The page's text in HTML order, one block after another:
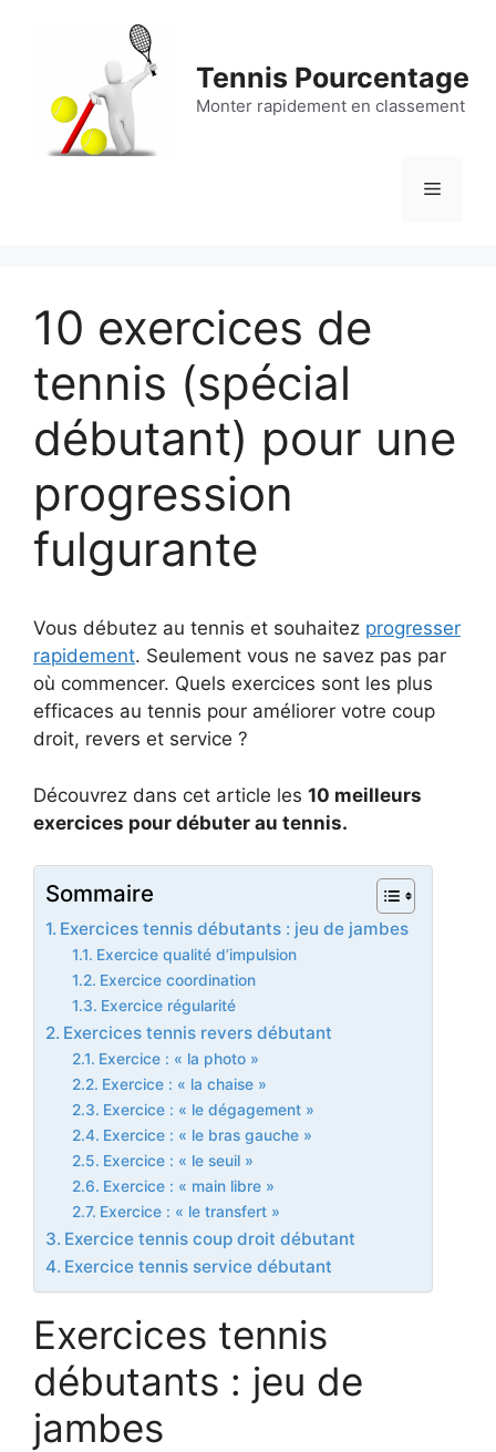
Tennis Pourcentage
Monter rapidement en classement
Menu
10 exercices de
tennis (spécial
débutant) pour une
progression
fulgurante
Vous débutez au tennis et souhaitez progresser
rapidement. Seulement vous ne savez pas par
où commencer. Quels exercices sont les plus
efficaces au tennis pour améliorer votre coup
droit, revers et service ?
Découvrez dans cet article les 10 meilleurs
exercices pour débuter au tennis.
Sommaire
Exercices tennis débutants : jeu de jambes
Exercice qualité d’impulsion
Exercice coordination
Exercice régularité
Exercices tennis revers débutant
Exercice : « la photo »
Exercice : « la chaise »
Exercice : « le dégagement »
Exercice : « le bras gauche »
Exercice : « le seuil »
Exercice : « main libre »
Exercice : « le transfert »
Exercice tennis coup droit débutant
Exercice tennis service débutant
Exercices tennis
débutants : jeu de
jambes